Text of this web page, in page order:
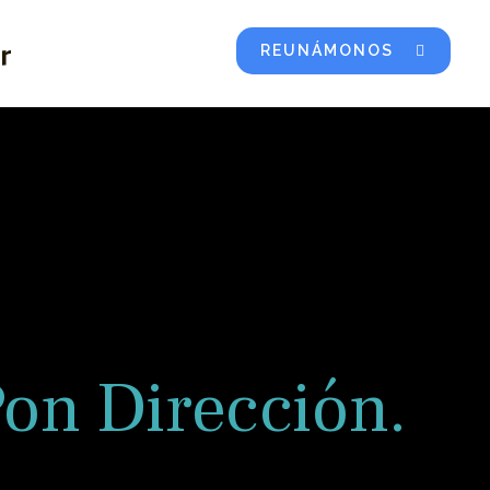
REUNÁMONOS
Dirección.